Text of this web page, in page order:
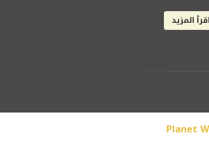
اقرأ المزيد
Planet